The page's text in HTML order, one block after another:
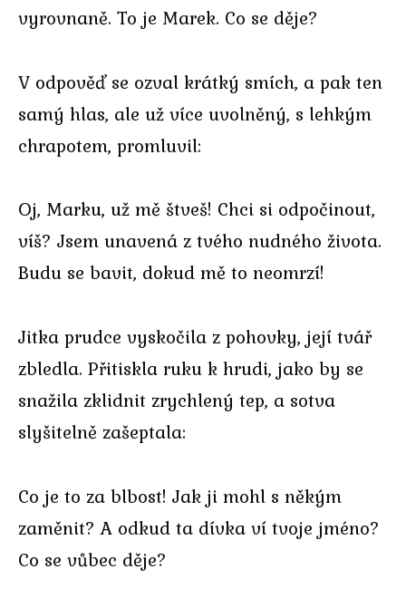
vyrovnaně. To je Marek. Co se děje?
V odpověď se ozval krátký smích, a pak ten
samý hlas, ale už více uvolněný, s lehkým
chrapotem, promluvil:
Oj, Marku, už mě štveš! Chci si odpočinout,
víš? Jsem unavená z tvého nudného života.
Budu se bavit, dokud mě to neomrzí!
Jitka prudce vyskočila z pohovky, její tvář
zbledla. Přitiskla ruku k hrudi, jako by se
snažila zklidnit zrychlený tep, a sotva
slyšitelně zašeptala:
Co je to za blbost! Jak ji mohl s někým
zaměnit? A odkud ta dívka ví tvoje jméno?
Co se vůbec děje?